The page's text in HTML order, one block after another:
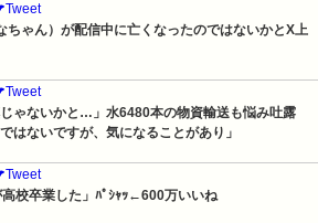
ちゃん）が配信中に亡くなったのではないかとX上
ゃないかと…」水6480本の物資輸送も悩み吐露
はないですが、気になることがあり」
校卒業した」ﾊﾟｼｬｯ←600万いいね